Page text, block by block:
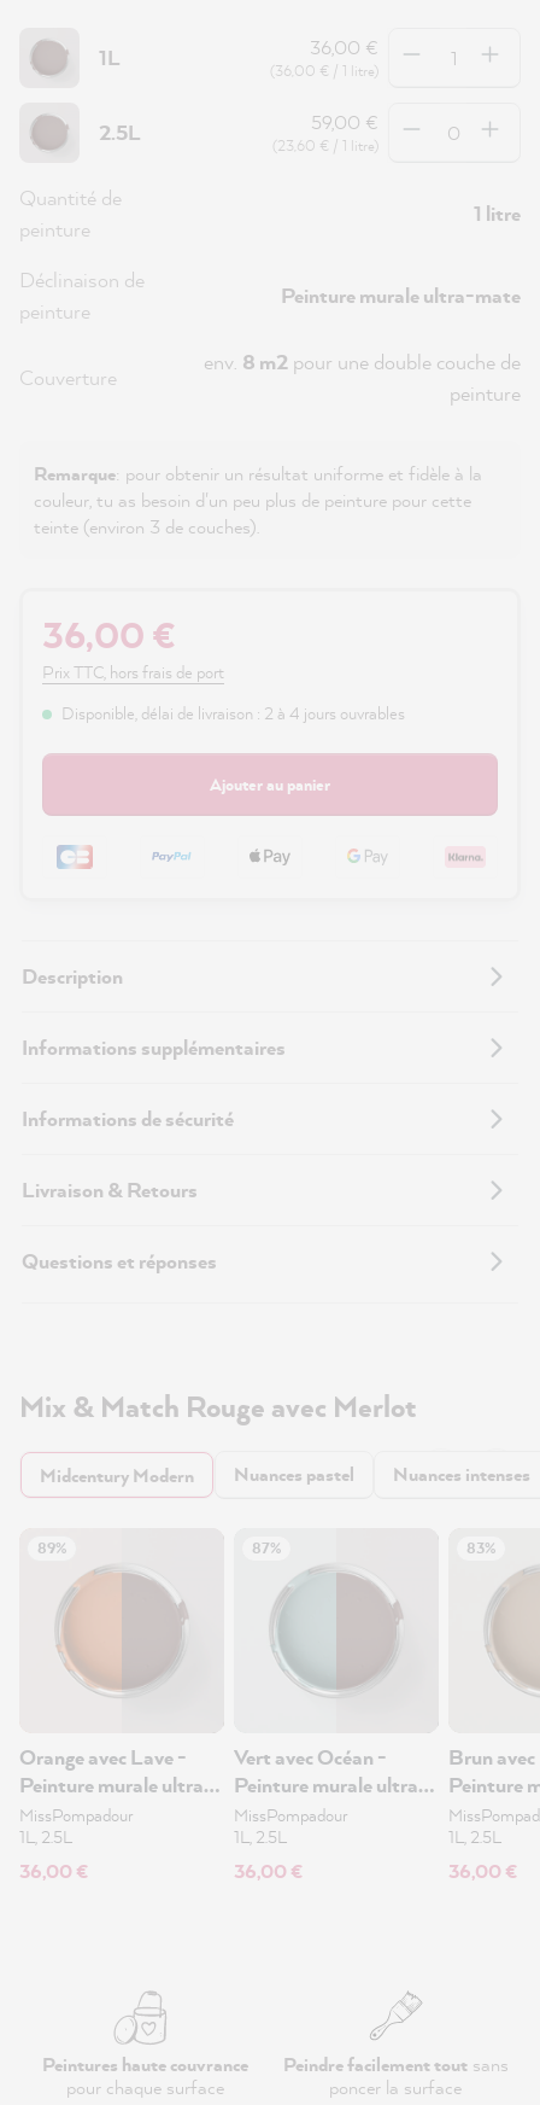
1L 36,00 €
(36,00 € / 1 litre)
2.5L 59,00 €
(23,60 € / 1 litre)
Quantité de
peinture
1 litre
Déclinaison de
peinture
Peinture murale ultra-mate
Couverture
env. 8 m2 pour une double couche de
peinture
Remarque: pour obtenir un résultat uniforme et fidèle à la
couleur, tu as besoin d'un peu plus de peinture pour cette
teinte (environ 3 de couches).
36,00 €
Prix TTC, hors frais de port
Disponible, délai de livraison : 2 à 4 jours ouvrables
Ajouter au panier
Description
Informations supplémentaires
Informations de sécurité
Livraison & Retours
Questions et réponses
Mix & Match Rouge avec Merlot
Midcentury Modern Nuances pastel Nuances intenses
89%
Orange avec Lave -
Peinture murale ultra-
mate 1L
MissPompadour
1L, 2.5L
36,00 €
87%
Vert avec Océan -
Peinture murale ultra-
mate 1L
MissPompadour
1L, 2.5L
36,00 €
83%
Brun
Peinture
mate 1L
1L, 2.5L
36,00 €
Peintures haute couvrance
pour chaque surface
Peindre facilement toutsans
poncer la surface